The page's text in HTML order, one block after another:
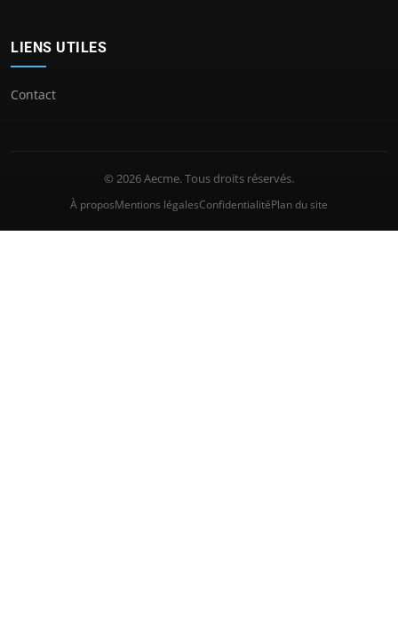
LIENS UTILES
Contact
© 2026 Aecme. Tous droits réservés.
À proposMentions légalesConfidentialitéPlan du site